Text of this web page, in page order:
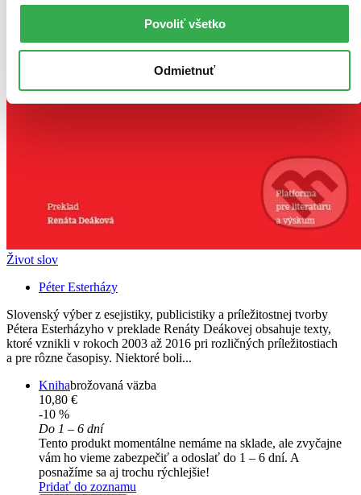
Povoliť všetko
Odmietnuť
Život slov
Péter Esterházy
Slovenský výber z esejistiky, publicistiky a príležitostnej tvorby
Pétera Esterházyho v preklade Renáty Deákovej obsahuje texty,
ktoré vznikli v rokoch 2003 až 2016 pri rozličných príležitostiach
a pre rôzne časopisy. Niektoré boli...
Knihabrožovaná väzba
10,80 €
-10 %
Do 1 – 6 dní
Tento produkt momentálne nemáme na sklade, ale zvyčajne
vám ho vieme zabezpečiť a odoslať do 1 – 6 dní. A
posnažíme sa aj trochu rýchlejšie!
Pridať do zoznamu